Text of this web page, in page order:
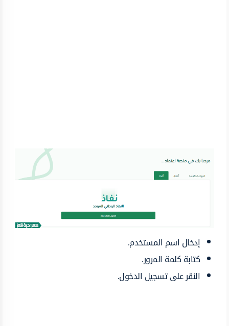
إدخال اسم المستخدم.
كتابة كلمة المرور.
النقر على تسجيل الدخول.